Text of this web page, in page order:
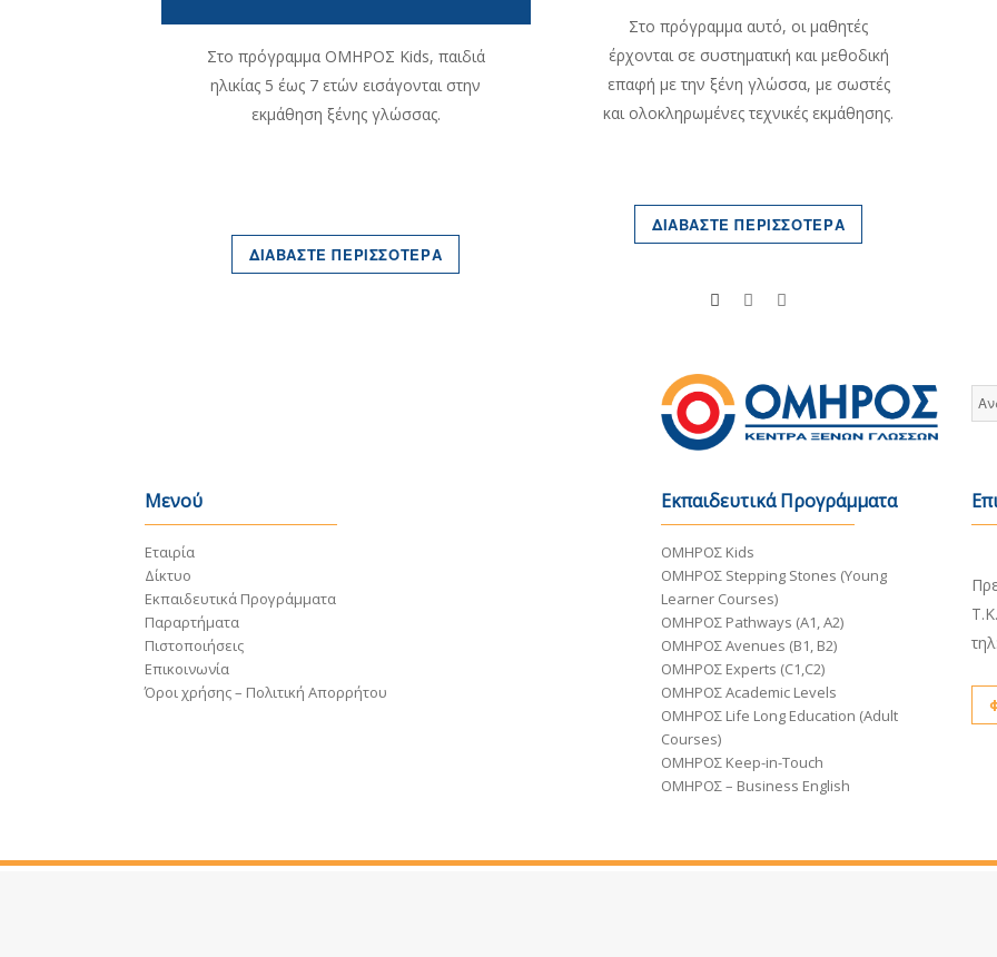
Στο πρόγραμμα ΟΜΗΡΟΣ Kids, παιδιά
ηλικίας 5 έως 7 ετών εισάγονται στην
εκμάθηση ξένης γλώσσας.
ΔΙΑΒΑΣΤΕ ΠΕΡΙΣΣΟΤΕΡΑ
Στο πρόγραμμα αυτό, οι μαθητές
έρχονται σε συστηματική και μεθοδική
επαφή με την ξένη γλώσσα, με σωστές
και ολοκληρωμένες τεχνικές εκμάθησης.
ΔΙΑΒΑΣΤΕ ΠΕΡΙΣΣΟΤΕΡΑ
Μενού
Εταιρία
Δίκτυο
Εκπαιδευτικά Προγράμματα
Παραρτήματα
Πιστοποιήσεις
Επικοινωνία
Όροι χρήσης – Πολιτική Απορρήτου
Εκπαιδευτικά Προγράμματα
ΟΜΗΡΟΣ Kids
ΟΜΗΡΟΣ Stepping Stones (Young
Learner Courses)
ΟΜΗΡΟΣ Pathways (A1, A2)
ΟΜΗΡΟΣ Avenues (B1, B2)
ΟΜΗΡΟΣ Experts (C1,C2)
ΟΜΗΡΟΣ Academic Levels
ΟΜΗΡΟΣ Life Long Education (Adult
Courses)
ΟΜΗΡΟΣ Keep-in-Touch
ΟΜΗΡΟΣ – Business English